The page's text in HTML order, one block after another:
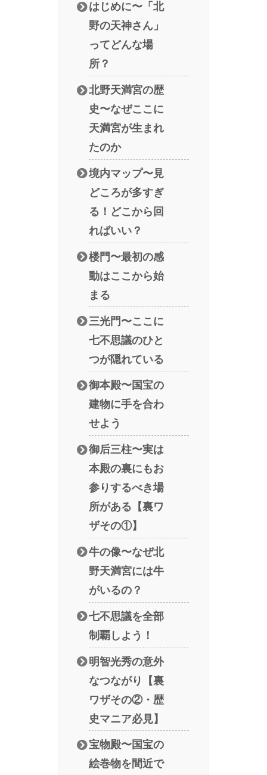
はじめに〜「北
野の天神さん」
ってどんな場
所？
北野天満宮の歴
史〜なぜここに
天満宮が生まれ
たのか
境内マップ〜見
どころが多すぎ
る！どこから回
ればいい？
楼門〜最初の感
動はここから始
まる
三光門〜ここに
七不思議のひと
つが隠れている
御本殿〜国宝の
建物に手を合わ
せよう
御后三柱〜実は
本殿の裏にもお
参りするべき場
所がある【裏ワ
ザその①】
牛の像〜なぜ北
野天満宮には牛
がいるの？
七不思議を全部
制覇しよう！
明智光秀の意外
なつながり【裏
ワザその②・歴
史マニア必見】
宝物殿〜国宝の
絵巻物を間近で